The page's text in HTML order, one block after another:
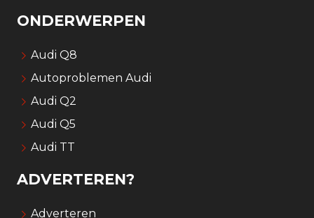
ONDERWERPEN
Audi Q8
Autoproblemen Audi
Audi Q2
Audi Q5
Audi TT
ADVERTEREN?
Adverteren